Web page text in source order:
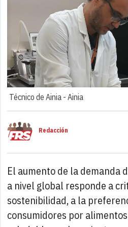
Técnico de Ainia -Ainia
Redacción
El aumento de la demanda
a nivel global responde a
sostenibilidad, a la
consumidores por